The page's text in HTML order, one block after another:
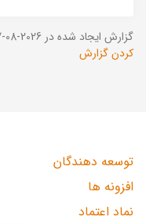
گزارش ایجاد شده در 2026-08-07 ساعت 11:11:05 (UTC +03:30).
کردن گزارش
توسعه دهندگان
افزونه ها
نماد اعتماد